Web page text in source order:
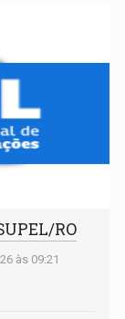
RO
às 09:21